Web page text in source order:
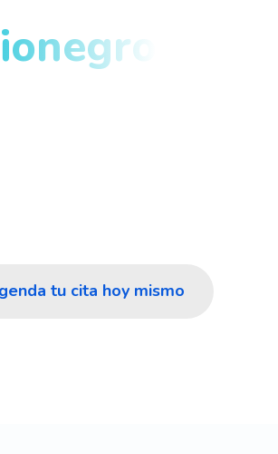
Oriente
tu cita hoy mismo